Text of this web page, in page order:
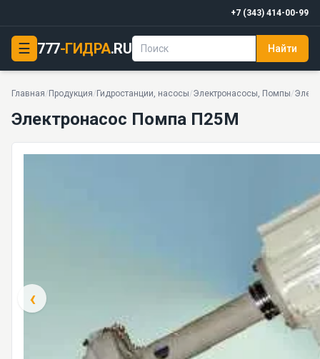
+7 (343) 414-00-99
☰ 777-ГИДРА.RU Найти
Главная/ Продукция/ Гидростанции, насосы/Электронасосы, Помпы/
Электронасос Помпа П25М
Электронасос Помпа П25М
‹